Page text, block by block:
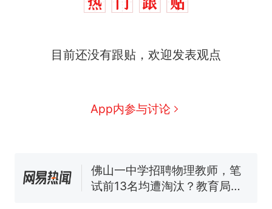
目前还没有跟贴，欢迎发表观点
App内参与讨论
人生
新 搬家报价570元，搬到楼下
交5060元才肯搬上楼！女子傻
协会回应
佛山一中学招聘物理教师，笔
试前13名均遭淘汰？教育局：